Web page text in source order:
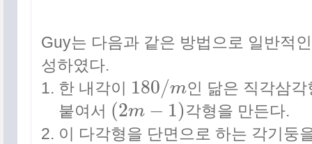
Guy는 다음과 같은 방법으로 일반적
성하였다.
한 내각이 180/m
180/m
인 닮은 직각삼
붙여서 (2m − 1)
(2 m−1)
각형을 만든다.
이 다각형을 단면으로 하는 각기둥